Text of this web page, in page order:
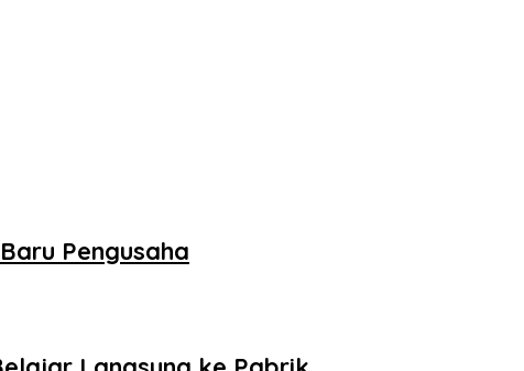
Pengusaha